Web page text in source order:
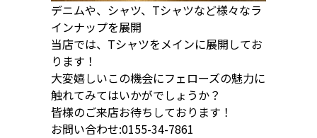
デニムや、シャツ、Tシャツなど様々なラ
インナップを展開
当店では、Tシャツをメインに展開してお
ります！
大変嬉しいこの機会にフェローズの魅力に
触れてみてはいかがでしょうか？
皆様のご来店お待ちしております！
お問い合わせ:0155-34-7861